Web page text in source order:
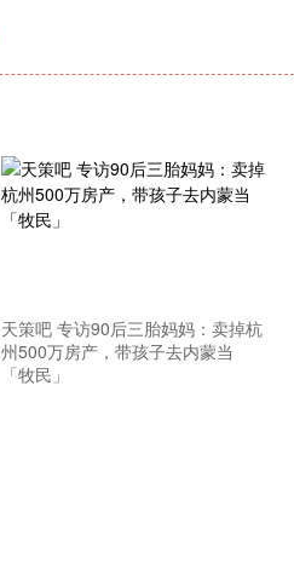
天策吧 专访90后三胎妈妈：卖掉杭
州500万房产，带孩子去内蒙当
「牧民」